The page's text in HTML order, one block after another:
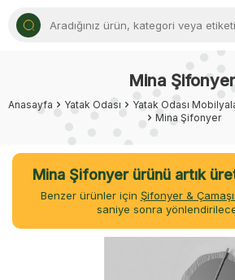
Mina Şifonyer
Anasayfa Yatak Odası Yatak Odası
Mina Şifonyer
Mina Şifonyer ürünü artık
Benzer ürünler için Şifonyer &
saniye sonra